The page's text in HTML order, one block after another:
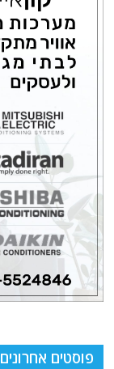
פוסטים אחרונים